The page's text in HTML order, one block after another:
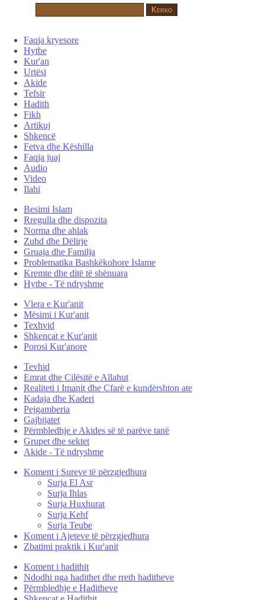
Faqja kryesore
Hytbe
Kur'an
Urtësi
Akide
Tefsir
Hadith
Fikh
Artikuj
Shkencë
Fetva dhe Këshilla
Faqja juaj
Audio
Video
Ilahi
Besimi Islam
Rregulla dhe dispozita
Norma dhe ahlak
Zuhd dhe Dëlirje
Gruaja dhe Familja
Problematika Bashkëkohore Islame
Kremte dhe ditë të shënuara
Hytbe - Të ndryshme
Vlera e Kur'anit
Mësimi i Kur'anit
Texhvid
Shkencat e Kur'anit
Porosi Kur'anore
Tevhid
Emrat dhe Cilësitë e Allahut
Realiteti i Imanit dhe Çfarë e kundërshton ate
Kadaja dhe Kaderi
Pejgamberia
Gajbijatet
Përmbledhje e Akides së të parëve tanë
Grupet dhe sektet
Akide - Të ndryshme
Koment i Sureve të përzgjedhura
Surja El Asr
Surja Ihlas
Surja Huxhurat
Surja Kehf
Surja Teube
Koment i Ajeteve të përzgjedhura
Zbatimi praktik i Kur'anit
Koment i hadithit
Ndodhi nga hadithet dhe rreth haditheve
Përmbledhje e Haditheve